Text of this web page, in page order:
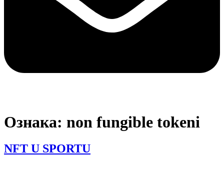
Ознака: non fungible tokeni
NFT U SPORTU